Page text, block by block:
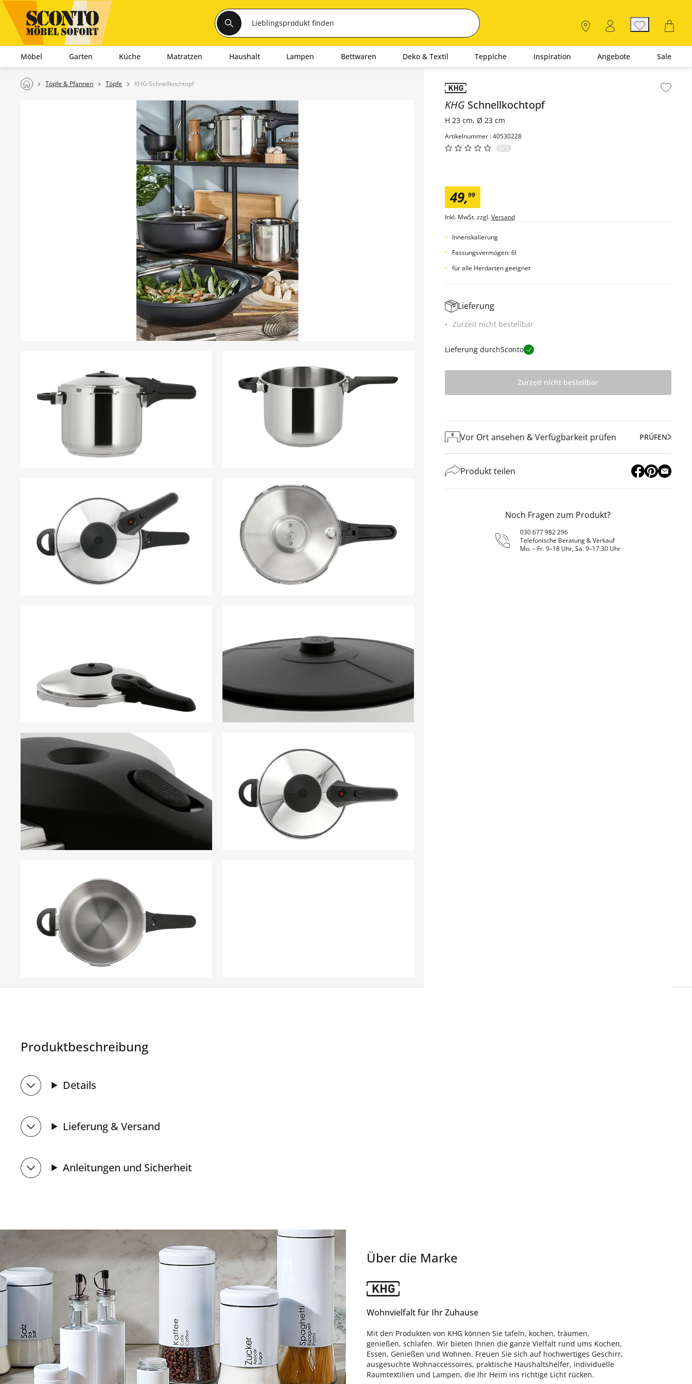
Möbel Garten Küche Matratzen Haushalt Lampen Bettwaren Deko & Textil Teppiche Inspiration Angebote Sale
Töpfe & Pfannen Töpfe KHG Schnellkochtopf Inhalt der Seitenleiste überspringen - Zum Seitenende
KHG Schnellkochtopf
H 23 cm, Ø 23 cm
Artikelnummer : 40530228
0/5
49,99
Inkl. MwSt. zzgl.Versand
Innenskalierung
Fassungsvermögen: 6l
für alle Herdarten geeignet
Lieferung
Zurzeit nicht bestellbar
Lieferung durchSconto
Zurzeit nicht bestellbar
Vor Ort ansehen & Verfügbarkeit prüfen PRÜFEN
Produkt teilen
Noch Fragen zum Produkt?
030 677 982 296
Telefonische Beratung & Verkauf
Mo. – Fr. 9–18 Uhr, Sa. 9–17:30 Uhr
Produktbeschreibung
Details
Lieferung & Versand
Anleitungen und Sicherheit
Über die Marke
Wohnvielfalt für Ihr Zuhause
Mit den Produkten von KHG können Sie tafeln, kochen, träumen,
genießen, schlafen. Wir bieten Ihnen die ganze Vielfalt rund ums Kochen,
Essen, Genießen und Wohnen. Freuen Sie sich auf hochwertiges Geschirr,
ausgesuchte Wohnaccessoires, praktische Haushaltshelfer, individuelle
Raumtextilien und Lampen, die Ihr Heim ins richtige Licht rücken.